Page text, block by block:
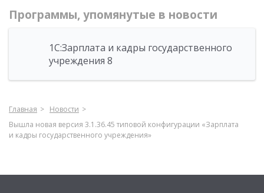
Программы, упомянутые в новости
1С:Зарплата и кадры государственного
учреждения 8
Главная
Новости
Вышла новая версия 3.1.36.45 типовой конфигурации «Зарплата
и кадры государственного учреждения»